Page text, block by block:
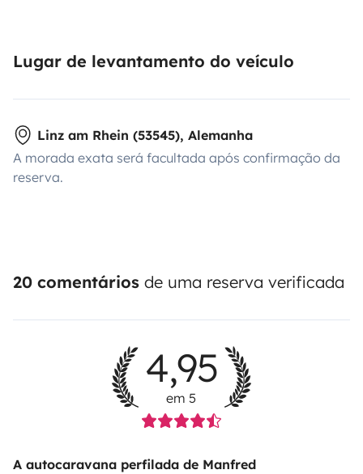
Lugar de levantamento do veículo
Linz am Rhein (53545), Alemanha
A morada exata será facultada após confirmação da
reserva.
20 comentários de uma reserva verificada
4,95
em 5
A autocaravana perfilada de Manfred